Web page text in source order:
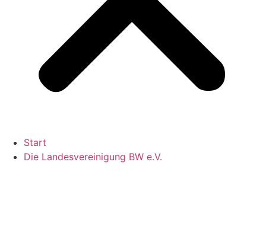
Start
Die Landesvereinigung BW e.V.